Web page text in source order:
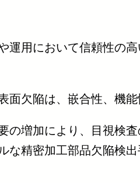
運用において信頼性の
面欠陥は、嵌合性、機
の増加により、目視検
精密加工部品欠陥検出